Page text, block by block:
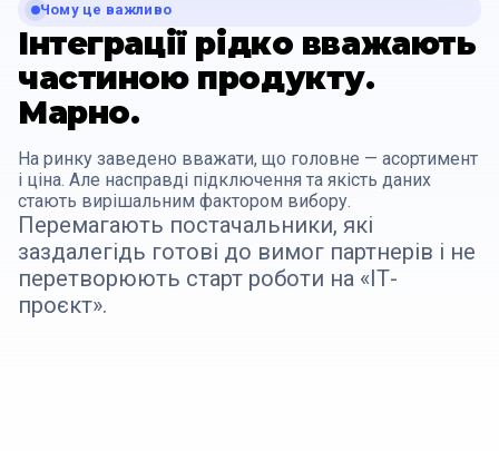
Чому це важливо
Інтеграції рідко вважають
частиною продукту.
Марно.
На ринку заведено вважати, що головне — асортимент
і ціна. Але насправді підключення та якість даних
стають вирішальним фактором вибору.
Перемагають постачальники, які
заздалегідь готові до вимог партнерів і не
перетворюють старт роботи на «ІТ-
проєкт».